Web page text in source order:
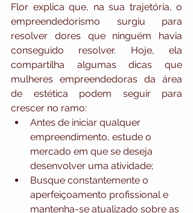
Flor explica que, na sua trajetória, o
empreendedorismo surgiu para
resolver dores que ninguém havia
conseguido resolver. Hoje, ela
compartilha algumas dicas que
mulheres empreendedoras da área
de estética podem seguir para
crescer no ramo:
Antes de iniciar qualquer
empreendimento, estude o
mercado em que se deseja
desenvolver uma atividade;
Busque constantemente o
aperfeiçoamento profissional e
mantenha-se atualizado sobre as